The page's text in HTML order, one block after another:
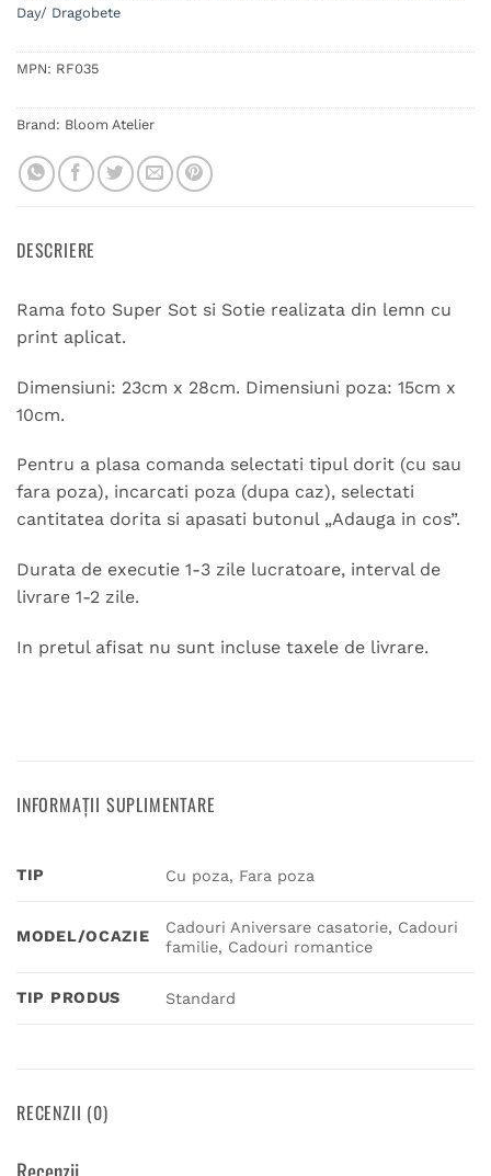
Day/ Dragobete
MPN: RF035
Brand: Bloom Atelier
DESCRIERE
Rama foto Super Sot si Sotie realizata din lemn cu
print aplicat.
Dimensiuni: 23cm x 28cm. Dimensiuni poza: 15cm x
10cm.
Pentru a plasa comanda selectati tipul dorit (cu sau
fara poza), incarcati poza (dupa caz), selectati
cantitatea dorita si apasati butonul „Adauga in cos”.
Durata de executie 1-3 zile lucratoare, interval de
livrare 1-2 zile.
In pretul afisat nu sunt incluse taxele de livrare.
INFORMAȚII SUPLIMENTARE
TIP Cu poza, Fara poza
MODEL/OCAZIE
Cadouri Aniversare casatorie, Cadouri
familie, Cadouri romantice
TIP PRODUS Standard
RECENZII (0)